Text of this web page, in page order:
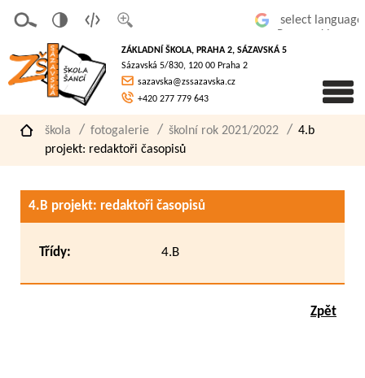
písmo
á
verze
pro
slaboz
raké
ZÁKLADNÍ ŠKOLA, PRAHA 2, SÁZAVSKÁ 5
Sázavská 5/830, 120 00 Praha 2
sazavska@zssazavska.cz
+420 277 779 643
škola fotogalerie školní rok 2021/2022
4.b
projekt: redaktoři časopisů
4.B projekt: redaktoři časopisů
Třídy: 4.B
Zpět